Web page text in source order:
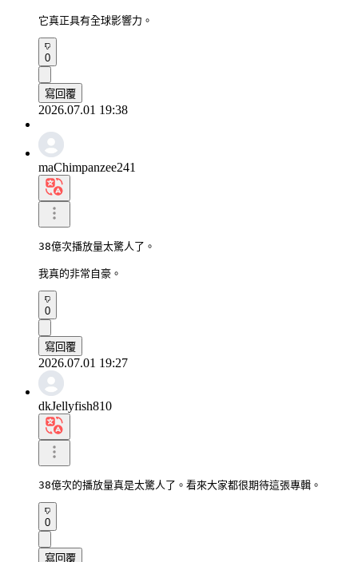
它真正具有全球影響力。
0
寫回覆
2026.07.01 19:38
maChimpanzee241
38億次播放量太驚人了。
我真的非常自豪。
0
寫回覆
2026.07.01 19:27
dkJellyfish810
38億次的播放量真是太驚人了。看來大家都很期待這張專輯。
0
寫回覆